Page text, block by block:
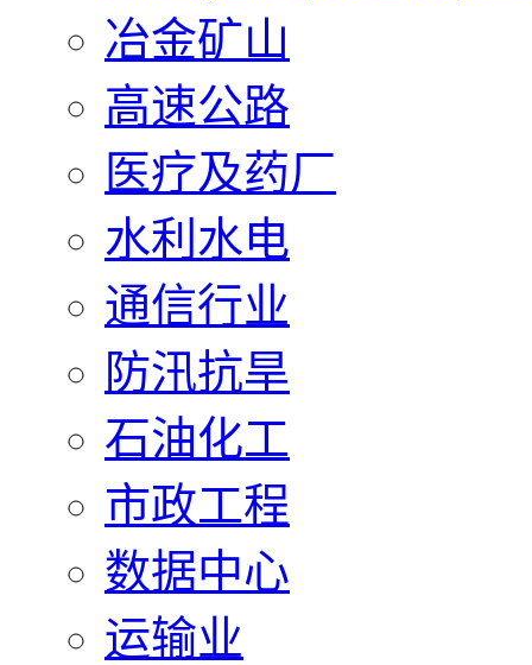
冶金矿山
高速公路
医疗及药厂
水利水电
通信行业
防汛抗旱
石油化工
市政工程
数据中心
运输业